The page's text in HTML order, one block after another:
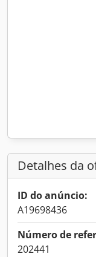
Detalhes da
ID do anúncio:
A19698436
Número de
202441